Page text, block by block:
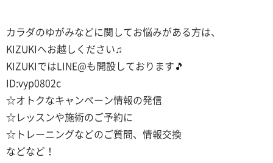
カラダのゆがみなどに関してお悩みがある方は、
KIZUKIへお越しください♫
KIZUKIではLINE@も開設しております 🎵
ID:vyp0802c
☆オトクなキャンペーン情報の発信
☆レッスンや施術のご予約に
☆トレーニングなどのご質問、情報交換
などなど！